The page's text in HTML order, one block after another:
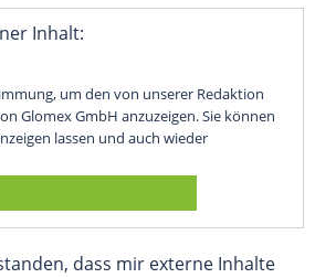
Inhalt:
um den von unserer Redaktion
Glomex GmbH anzuzeigen. Sie können
lassen und auch wieder
dass mir externe Inhalte